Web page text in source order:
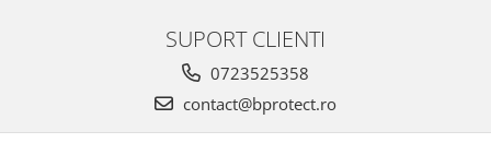
SUPORT CLIENTI
0723525358
contact@bprotect.ro